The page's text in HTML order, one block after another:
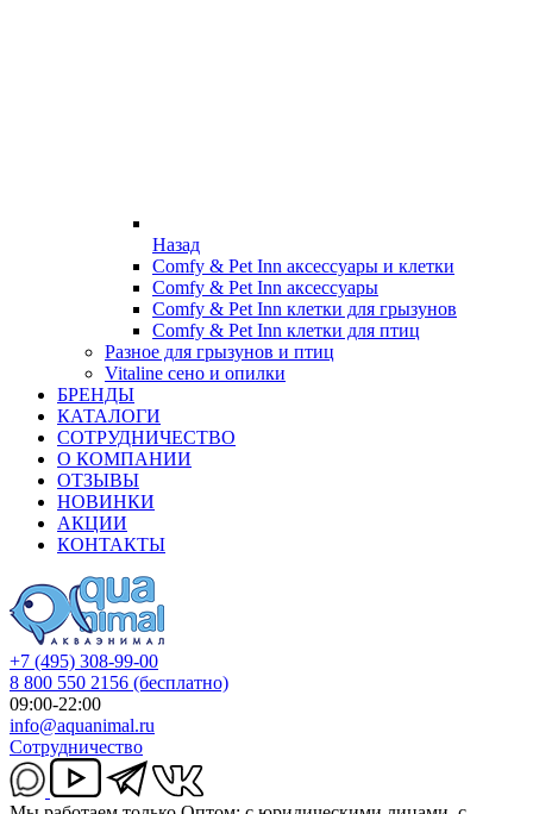
Назад
Comfy & Pet Inn аксессуары и клетки
Comfy & Pet Inn аксессуары
Comfy & Pet Inn клетки для грызунов
Comfy & Pet Inn клетки для птиц
Разное для грызунов и птиц
Vitaline сено и опилки
БРЕНДЫ
КАТАЛОГИ
СОТРУДНИЧЕСТВО
О КОМПАНИИ
ОТЗЫВЫ
НОВИНКИ
АКЦИИ
КОНТАКТЫ
+7 (495) 308-99-00
8 800 550 2156 (бесплатно)
09:00-22:00
info@aquanimal.ru
Сотрудничество